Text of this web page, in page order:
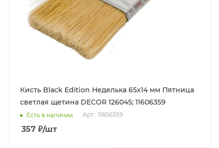
Кисть Black Edition Неделька 65х14 мм Пятница
светлая щетина DECOR 126045; 11606359
Есть в наличии Арт.: 11606359
357 ₽/шт